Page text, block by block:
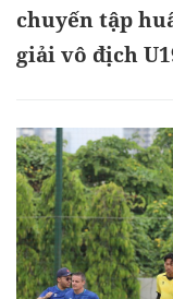
chuyến tập
giải vô địch